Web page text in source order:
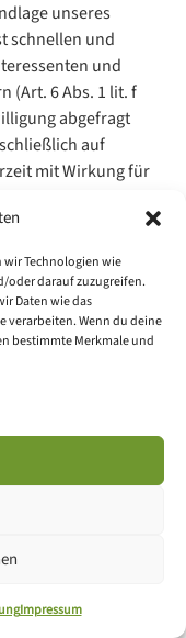
Technologien wie
oder darauf zuzugreifen.
Daten wie das
verarbeiten. Wenn du deine
bestimmte Merkmale und
Impressum
unseres
schnellen und
und
(Art. 6 Abs. 1 lit. f
abgefragt
auf
mit Wirkung für
bis Sie uns zur
Speicherung
entfällt
Anfrage).
nach dem
DPF ist ein
Union und den
sich,
unter